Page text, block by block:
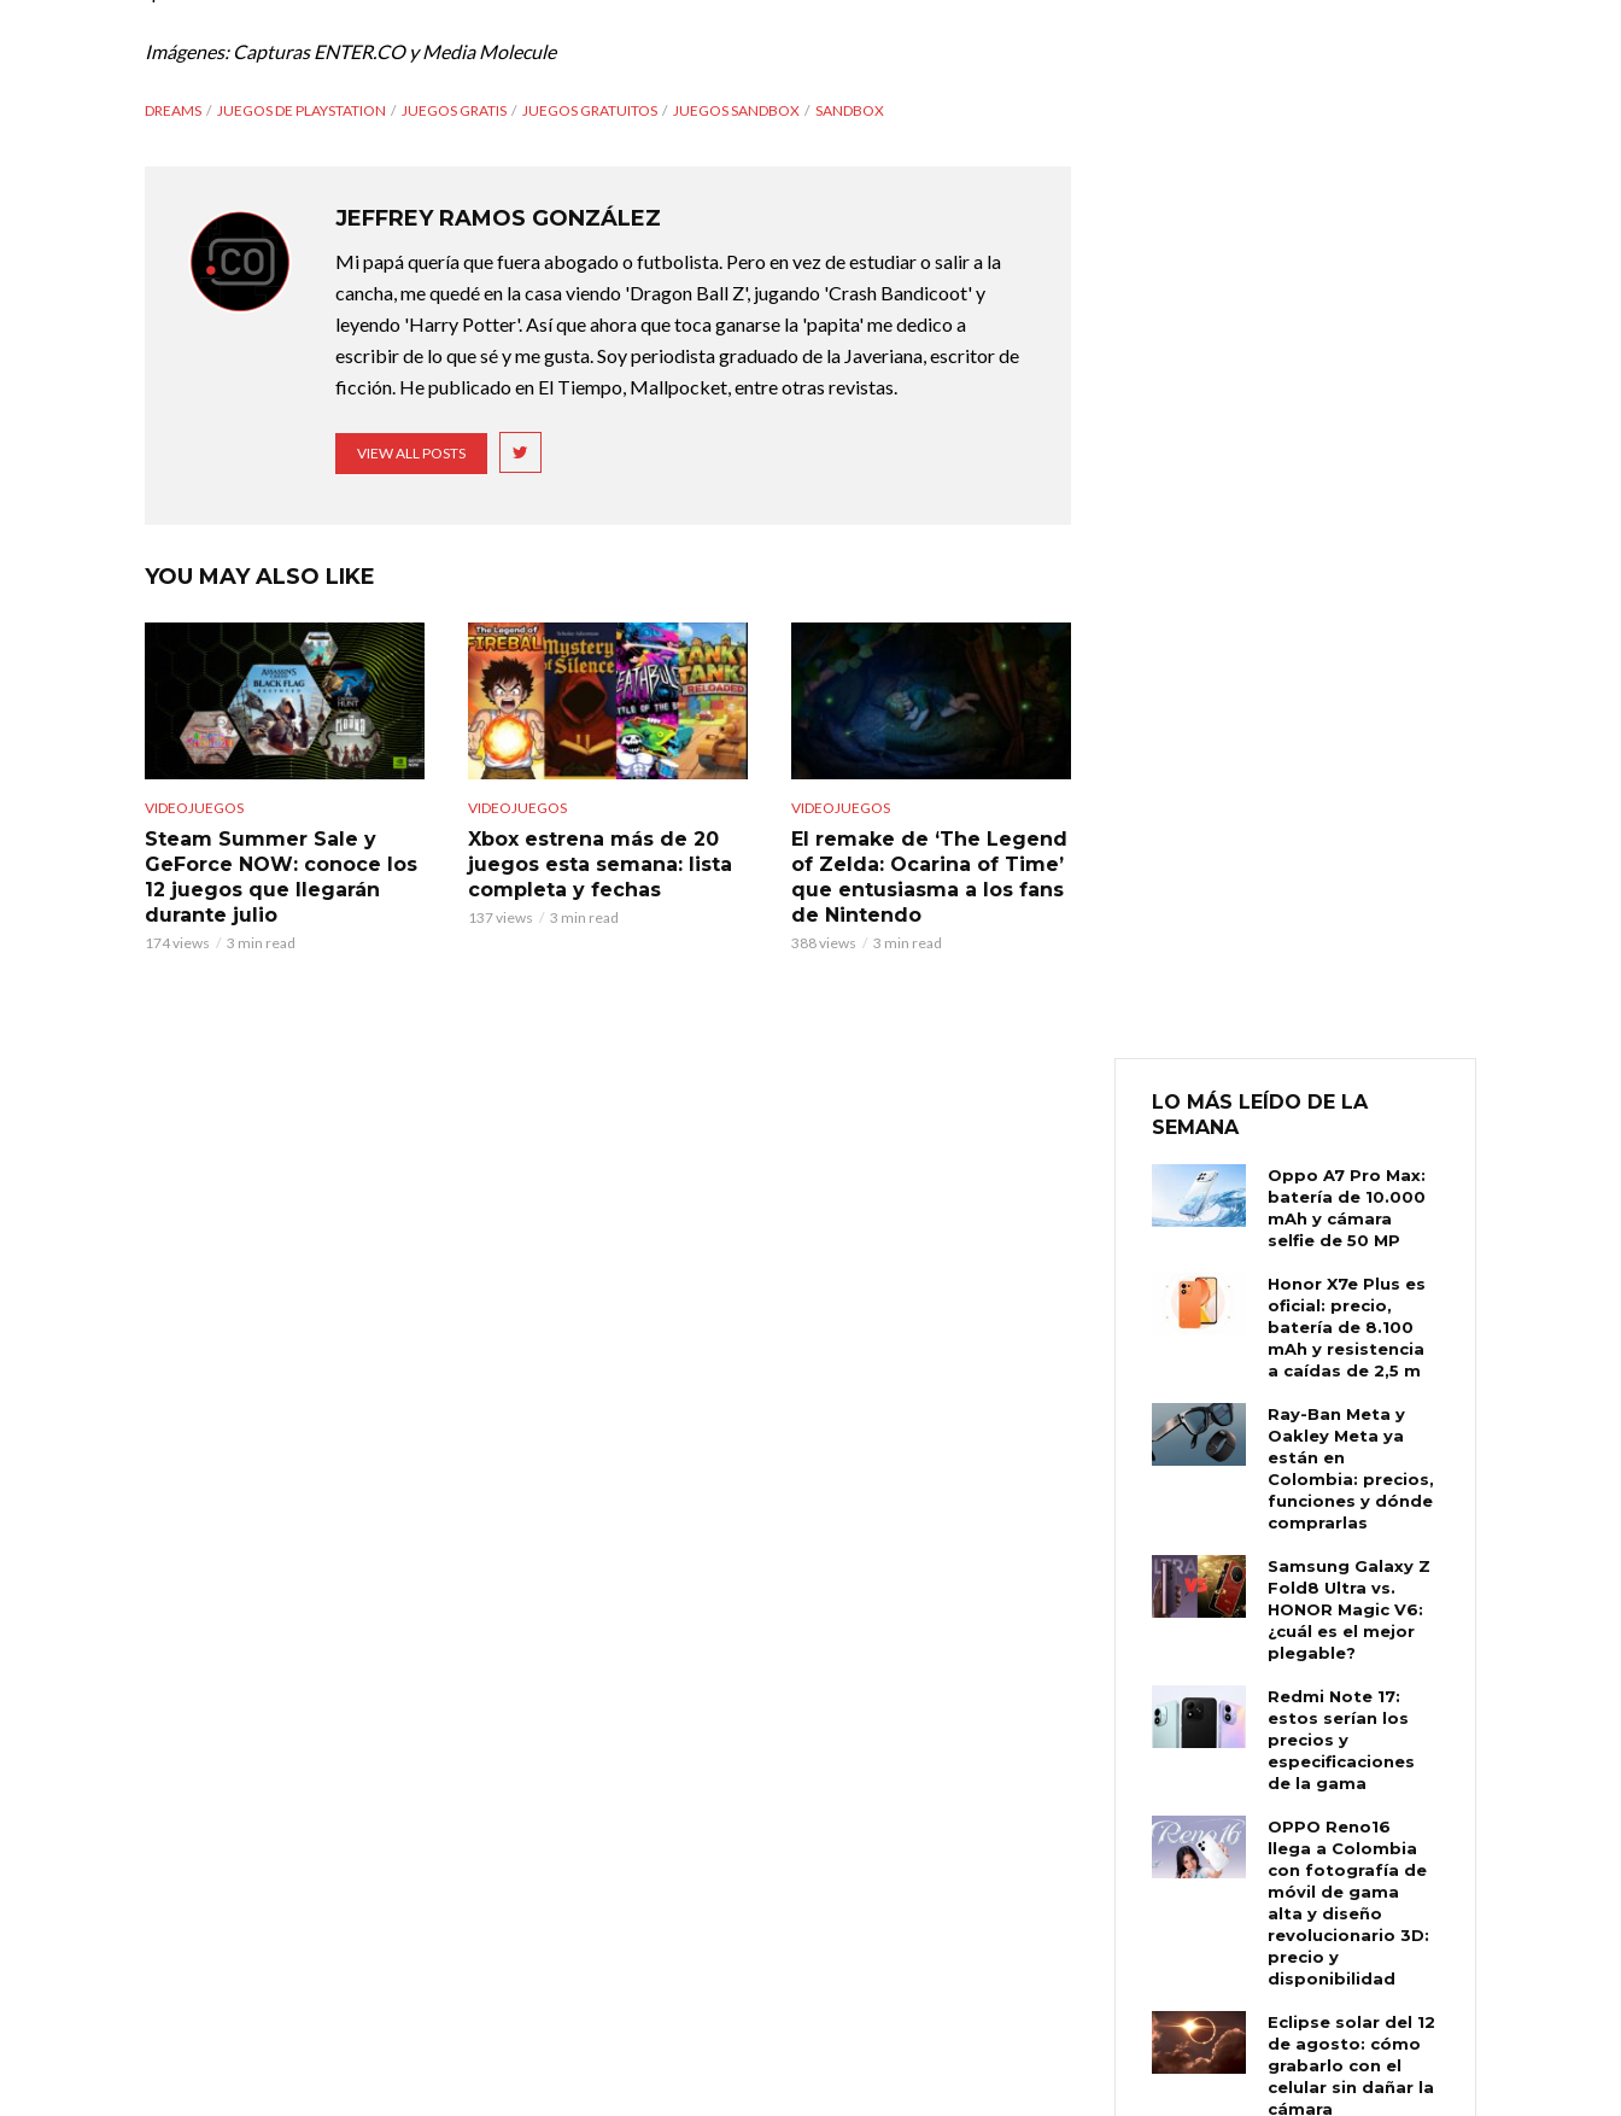
Imágenes: Capturas ENTER.CO y Media Molecule
DREAMS JUEGOS DE PLAYSTATION JUEGOS GRATIS JUEGOS GRATUITOS JUEGOS SANDBOX SANDBOX
JEFFREY RAMOS GONZÁLEZ
Mi papá quería que fuera abogado o futbolista. Pero en vez de estudiar o salir a la
cancha, me quedé en la casa viendo 'Dragon Ball Z', jugando 'Crash Bandicoot' y
leyendo 'Harry Potter'. Así que ahora que toca ganarse la 'papita' me dedico a
escribir de lo que sé y me gusta. Soy periodista graduado de la Javeriana, escritor de
ficción. He publicado en El Tiempo, Mallpocket, entre otras revistas.
VIEW ALL POSTS
YOU MAY ALSO LIKE
VIDEOJUEGOS
Steam Summer Sale y
GeForce NOW: conoce los
12 juegos que llegarán
durante julio
174 views 3 min read
VIDEOJUEGOS
Xbox estrena más de 20
juegos esta semana: lista
completa y fechas
137 views 3 min read
VIDEOJUEGOS
El remake de ‘The Legend
of Zelda: Ocarina of Time’
que entusiasma a los fans
de Nintendo
388 views 3 min read
LO MÁS LEÍDO DE LA
SEMANA
Oppo A7 Pro Max:
batería de 10.000
mAh y cámara
selfie de 50 MP
Honor X7e Plus es
oficial: precio,
batería de 8.100
mAh y resistencia
a caídas de 2,5 m
Ray-Ban Meta y
Oakley Meta ya
están en
Colombia: precios,
funciones y dónde
comprarlas
Samsung Galaxy Z
Fold8 Ultra vs.
HONOR Magic V6:
¿cuál es el mejor
plegable?
Redmi Note 17:
estos serían los
precios y
especificaciones
de la gama
OPPO Reno16
llega a Colombia
con fotografía de
móvil de gama
alta y diseño
revolucionario 3D:
precio y
disponibilidad
Eclipse solar del 12
de agosto: cómo
grabarlo con el
celular sin dañar la
cámara